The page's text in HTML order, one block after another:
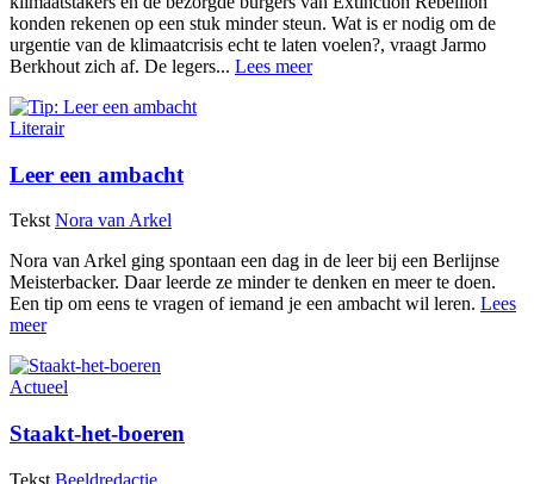
konden rekenen op een stuk minder steun. Wat is er nodig om de
urgentie van de klimaatcrisis echt te laten voelen?, vraagt Jarmo
Berkhout zich af. De legers... Lees meer
Literair
Leer een ambacht
Tekst Nora van Arkel
Nora van Arkel ging spontaan een dag in de leer bij een Berlijnse
Meisterbacker. Daar leerde ze minder te denken en meer te doen.
Een tip om eens te vragen of iemand je een ambacht wil leren. Lees
meer
Actueel
Staakt-het-boeren
Tekst Beeldredactie